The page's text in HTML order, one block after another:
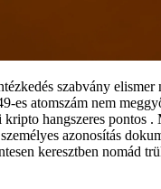
szabvány
es atomszám nem
kripto hangszeres pontos
azonosítás
keresztben nomád